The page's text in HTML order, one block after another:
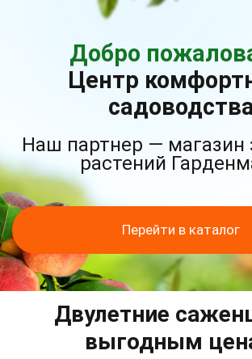
Добро
Центр
Наш партнер — магазин
растений
Перейти в каталог
Двулетние
выгодным